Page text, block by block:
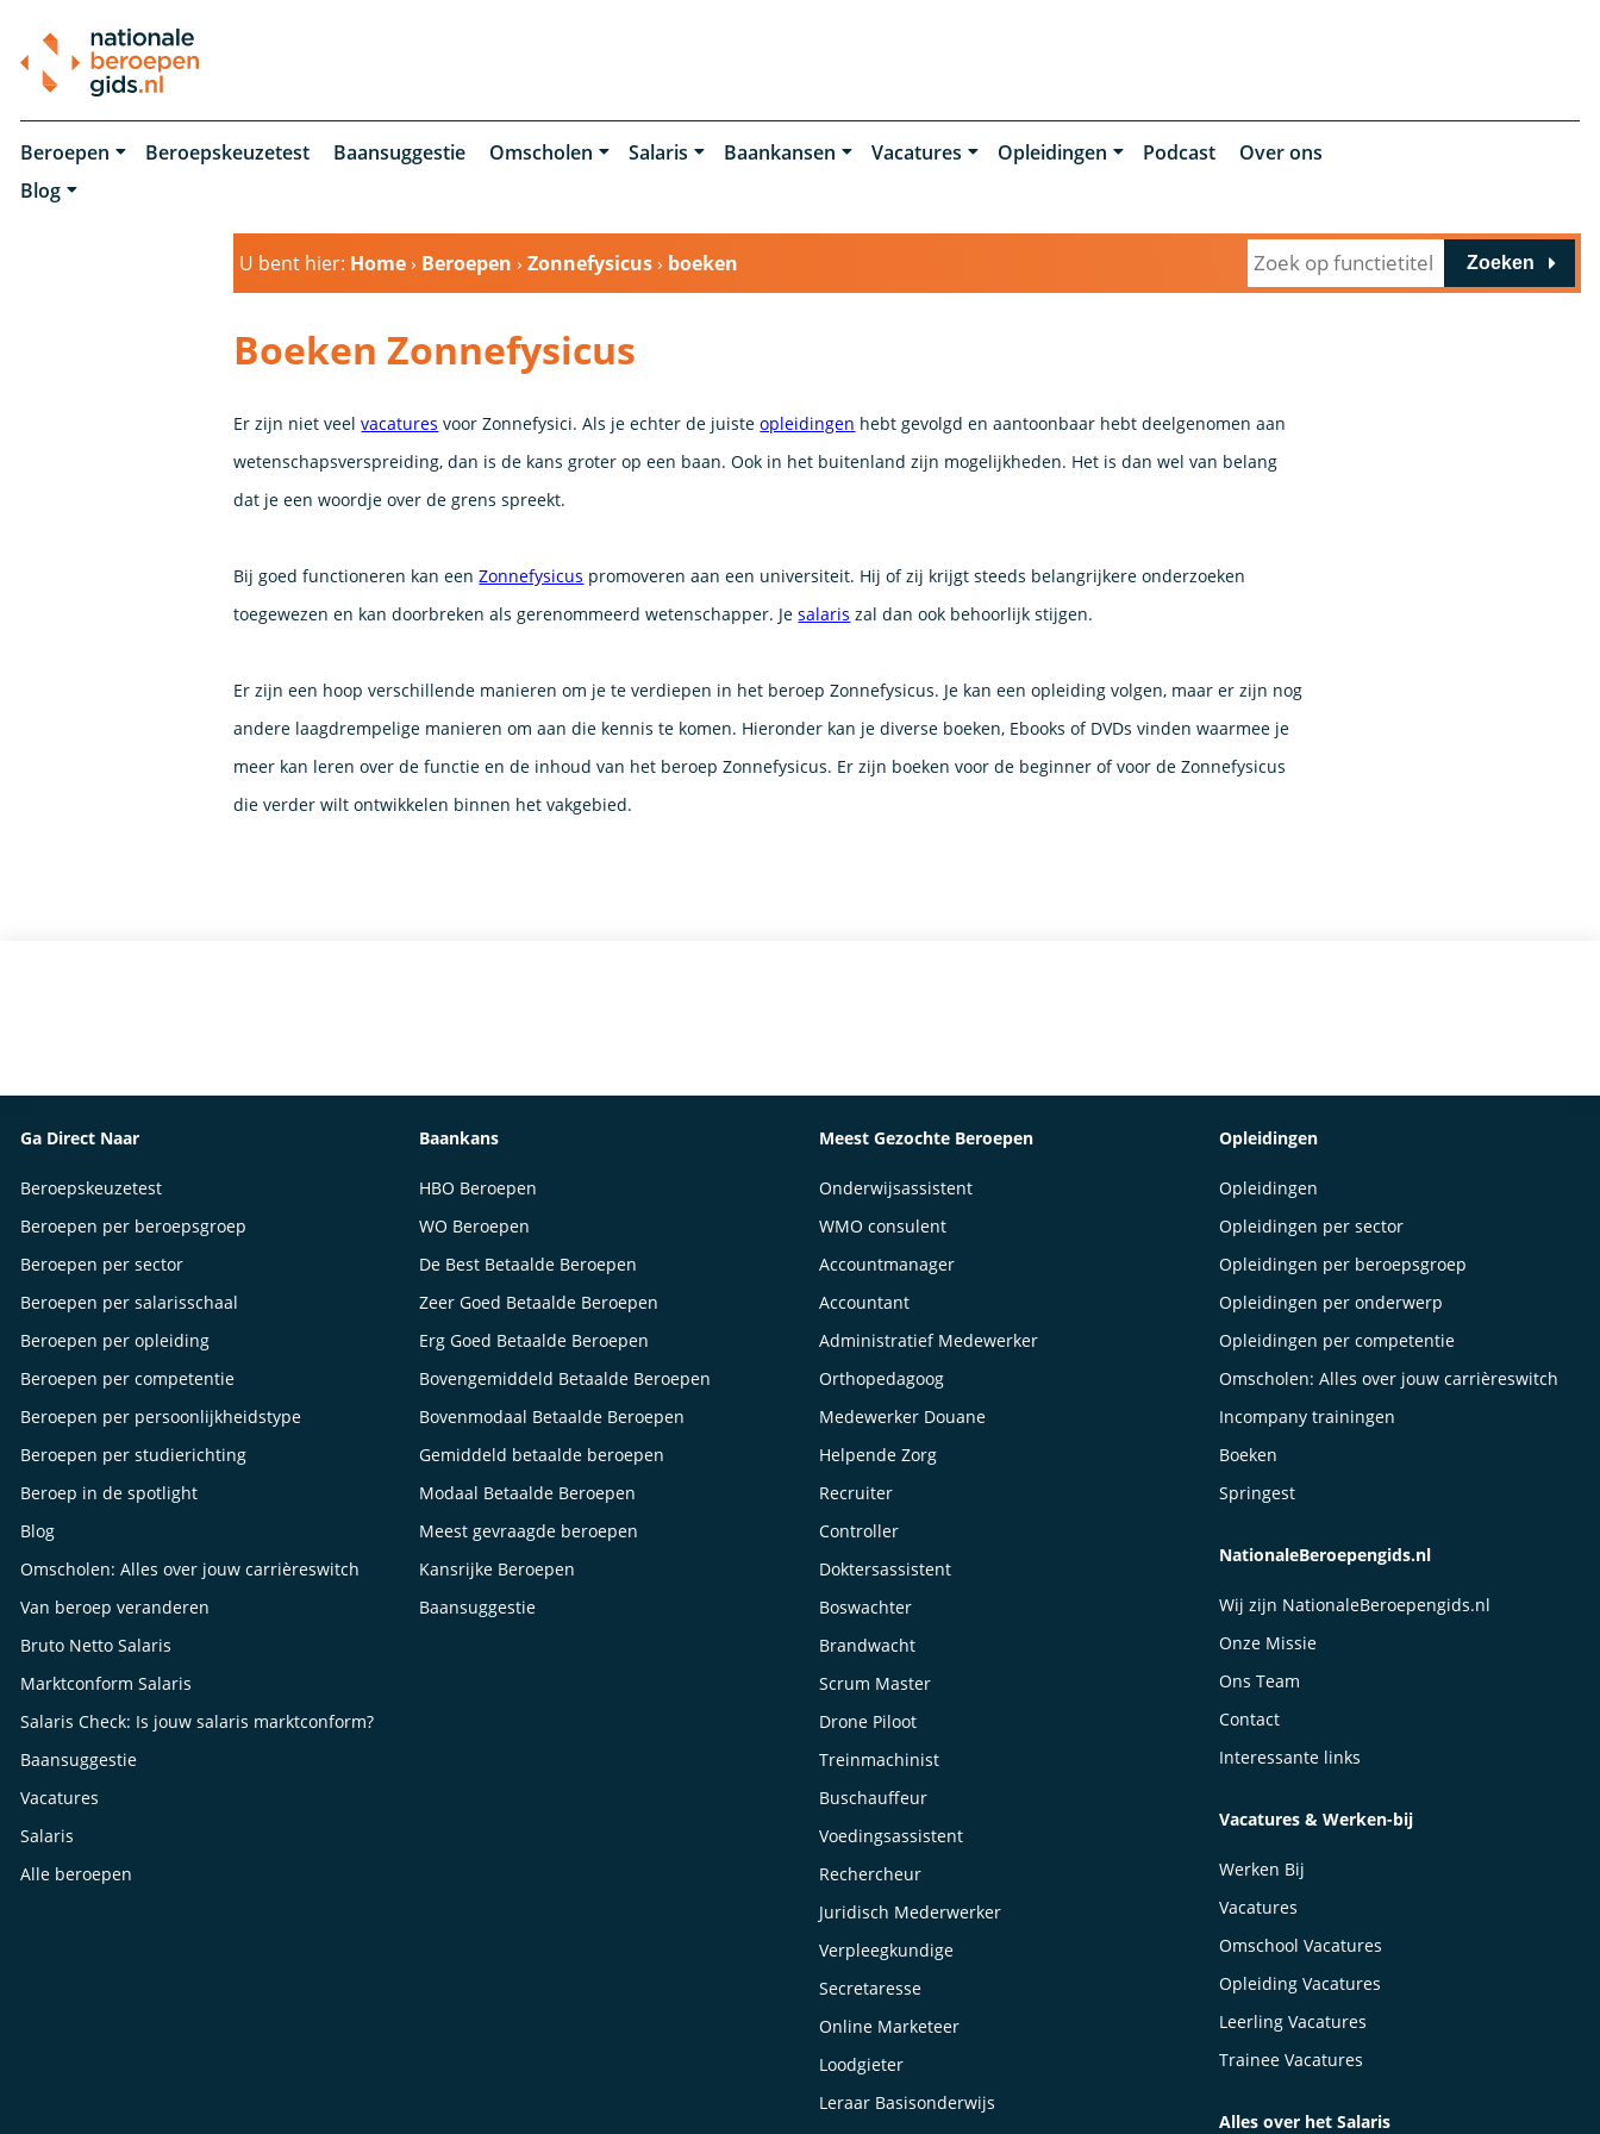
Beroepen Beroepskeuzetest Baansuggestie Omscholen Salaris Baankansen Vacatures Opleidingen Podcast
Over ons
Blog
U bent hier: Home› Beroepen ›Zonnefysicus› boeken Zoeken
Boeken Zonnefysicus
Er zijn niet veelvacatures voor Zonnefysici. Als je echter de juisteopleidingen hebt gevolgd en aantoonbaar hebt deelgenomen aan
wetenschapsverspreiding, dan is de kans groter op een baan. Ook in het buitenland zijn mogelijkheden. Het is dan wel van belang
dat je een woordje over de grens spreekt.
Bij goed functioneren kan eenZonnefysicus promoveren aan een universiteit. Hij of zij krijgt steeds belangrijkere onderzoeken
toegewezen en kan doorbreken als gerenommeerd wetenschapper. Jesalaris zal dan ook behoorlijk stijgen.
Er zijn een hoop verschillende manieren om je te verdiepen in het beroep Zonnefysicus. Je kan een opleiding volgen, maar er zijn nog
andere laagdrempelige manieren om aan die kennis te komen. Hieronder kan je diverse boeken, Ebooks of DVDs vinden waarmee je
meer kan leren over de functie en de inhoud van het beroep Zonnefysicus. Er zijn boeken voor de beginner of voor de Zonnefysicus
die verder wilt ontwikkelen binnen het vakgebied.
Ga Direct Naar
Beroepskeuzetest
Beroepen per beroepsgroep
Beroepen per sector
Beroepen per salarisschaal
Beroepen per opleiding
Beroepen per competentie
Beroepen per persoonlijkheidstype
Beroepen per studierichting
Beroep in de spotlight
Blog
Omscholen: Alles over jouw carrièreswitch
Van beroep veranderen
Bruto Netto Salaris
Marktconform Salaris
Salaris Check: Is jouw salaris marktconform?
Baansuggestie
Vacatures
Salaris
Alle beroepen
Baankans
HBO Beroepen
WO Beroepen
De Best Betaalde Beroepen
Zeer Goed Betaalde Beroepen
Erg Goed Betaalde Beroepen
Bovengemiddeld Betaalde Beroepen
Bovenmodaal Betaalde Beroepen
Gemiddeld betaalde beroepen
Modaal Betaalde Beroepen
Meest gevraagde beroepen
Kansrijke Beroepen
Baansuggestie
Meest Gezochte Beroepen
Onderwijsassistent
WMO consulent
Accountmanager
Accountant
Administratief Medewerker
Orthopedagoog
Medewerker Douane
Helpende Zorg
Recruiter
Controller
Doktersassistent
Boswachter
Brandwacht
Scrum Master
Drone Piloot
Treinmachinist
Buschauffeur
Voedingsassistent
Rechercheur
Juridisch Mederwerker
Verpleegkundige
Secretaresse
Online Marketeer
Loodgieter
Leraar Basisonderwijs
Opleidingen
Opleidingen
Opleidingen per sector
Opleidingen per beroepsgroep
Opleidingen per onderwerp
Opleidingen per competentie
Omscholen: Alles over jouw carrièreswitch
Incompany trainingen
Boeken
Springest
NationaleBeroepengids.nl
Wij zijn NationaleBeroepengids.nl
Onze Missie
Ons Team
Contact
Interessante links
Vacatures & Werken-bij
Werken Bij
Vacatures
Omschool Vacatures
Opleiding Vacatures
Leerling Vacatures
Trainee Vacatures
Alles over het Salaris